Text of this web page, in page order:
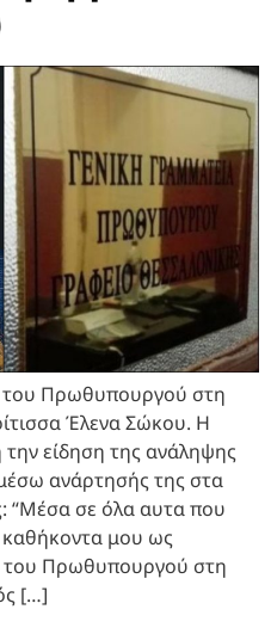
του Πρωθυπουργού στη
Έλενα Σώκου. Η
είδηση της ανάληψης
ανάρτησής της στα
“Μέσα σε όλα αυτα που
καθήκοντα μου ως
του Πρωθυπουργού στη
[…]